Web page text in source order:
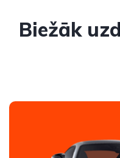
Biežāk